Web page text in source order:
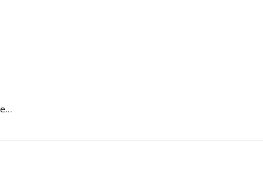
Ласерки нивелатор зелен ласер